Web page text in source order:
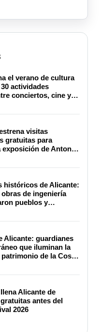
el verano de cultura
actividades
conciertos, cine y
visitas
gratuitas para
exposición de Antonio
históricos de Alicante:
de ingeniería
pueblos y
de la
Alicante: guardianes
que iluminan la
de la Costa
Alicante de
antes del
2026